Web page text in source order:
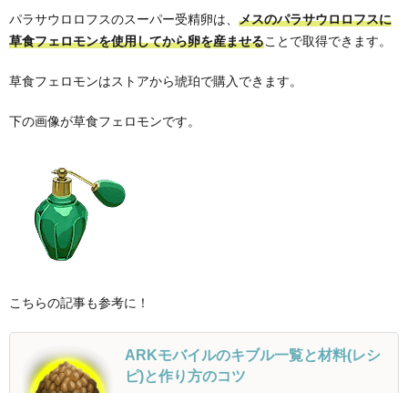
パラサウロロフスのスーパー受精卵は、 メスのパラサウロロフスに
草食フェロモンを使用してから卵を産ませることで取得できます。
草食フェロモンはストアから琥珀で購入できます。
下の画像が草食フェロモンです。
こちらの記事も参考に！
ARKモバイルのキブル一覧と材料(レシ
ピ)と作り方のコツ